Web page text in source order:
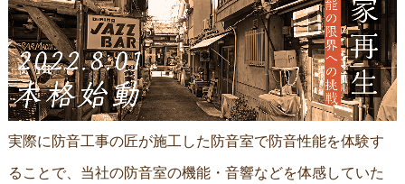
実際に防音工事の匠が施工した防音室で防音性能を体験す
ることで、当社の防音室の機能・音響などを体感していた